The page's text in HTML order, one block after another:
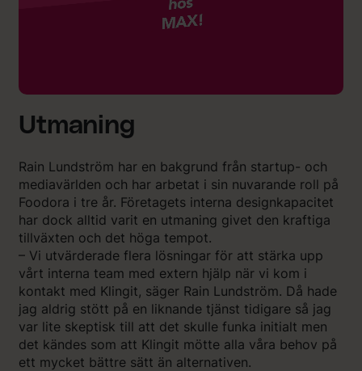
Utmaning
Rain Lundström har en bakgrund från startup- och
mediavärlden och har arbetat i sin nuvarande roll på
Foodora i tre år. Företagets interna designkapacitet
har dock alltid varit en utmaning givet den kraftiga
tillväxten och det höga tempot.
– Vi utvärderade flera lösningar för att stärka upp
vårt interna team med extern hjälp när vi kom i
kontakt med Klingit, säger Rain Lundström. Då hade
jag aldrig stött på en liknande tjänst tidigare så jag
var lite skeptisk till att det skulle funka initialt men
det kändes som att Klingit mötte alla våra behov på
ett mycket bättre sätt än alternativen.